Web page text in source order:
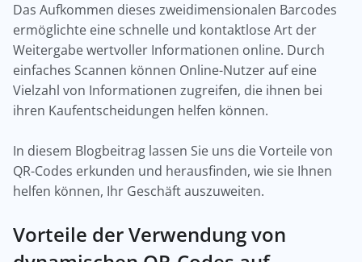
Das Aufkommen dieses zweidimensionalen Barcodes
ermöglichte eine schnelle und kontaktlose Art der
Weitergabe wertvoller Informationen online. Durch
einfaches Scannen können Online-Nutzer auf eine
Vielzahl von Informationen zugreifen, die ihnen bei
ihren Kaufentscheidungen helfen können.
In diesem Blogbeitrag lassen Sie uns die Vorteile von
QR-Codes erkunden und herausfinden, wie sie Ihnen
helfen können, Ihr Geschäft auszuweiten.
Vorteile der Verwendung von